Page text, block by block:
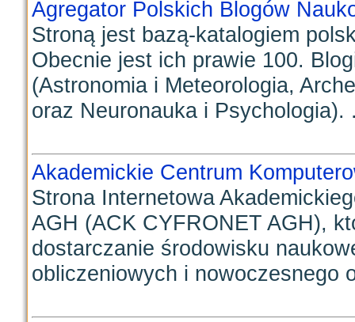
Agregator Polskich Blogów
Stroną jest bazą-katalogiem
Obecnie jest ich prawie 100.
(Astronomia i Meteorologia,
oraz Neuronauka i Psychologia).
Akademickie Centrum
Strona Internetowa
AGH (ACK CYFRONET AGH),
dostarczanie środowisku
obliczeniowych i nowoczesnego